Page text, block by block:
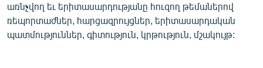
ԱՐԽԻՎ
ՏԵՍԱՆՅՈՒԹԵՐ
առնչվող եւ երիտասարդությանը հուզող թեմաներով
ռեպորտաժներ, հարցազրույցներ, երիտասարդական
պատմություններ, գիտություն, կրթություն, մշակույթ: